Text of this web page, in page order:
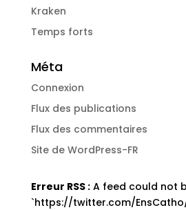
Kraken
Temps forts
Méta
Connexion
Flux des publications
Flux des commentaires
Site de WordPress-FR
Erreur RSS :A feed could not
`https://twitter.com/